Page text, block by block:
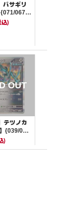
バサギリ
{071/067}
)
テツノカ
{039/06
)